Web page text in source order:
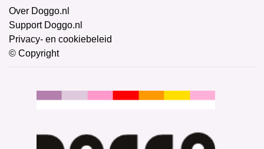
Over Doggo.nl
Support Doggo.nl
Privacy- en cookiebeleid
© Copyright